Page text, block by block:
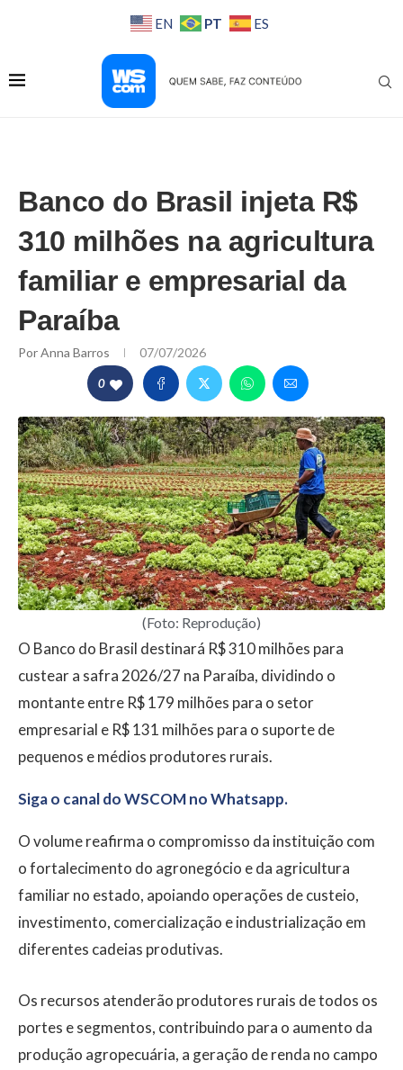
EN PT ES
Banco do Brasil injeta R$
310 milhões na agricultura
familiar e empresarial da
Paraíba
PorAnna Barros 07/07/2026
0
(Foto: Reprodução)
O Banco do Brasil destinará R$ 310 milhões para
custear a safra 2026/27 na Paraíba, dividindo o
montante entre R$ 179 milhões para o setor
empresarial e R$ 131 milhões para o suporte de
pequenos e médios produtores rurais.
Siga o canal do WSCOM no Whatsapp.
O volume reafirma o compromisso da instituição com
o fortalecimento do agronegócio e da agricultura
familiar no estado, apoiando operações de custeio,
investimento, comercialização e industrialização em
diferentes cadeias produtivas.
Os recursos atenderão produtores rurais de todos os
portes e segmentos, contribuindo para o aumento da
produção agropecuária, a geração de renda no campo